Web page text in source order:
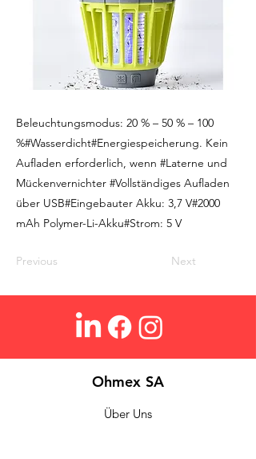
Beleuchtungsmodus: 20 % – 50 % – 100
%#Wasserdicht#Energiespeicherung. Kein
Aufladen erforderlich, wenn #Laterne und
Mückenvernichter #Vollständiges Aufladen
über USB#Eingebauter Akku: 3,7 V#2000
mAh Polymer-Li-Akku#Strom: 5 V
Previous Next
Ohmex SA
Über Uns